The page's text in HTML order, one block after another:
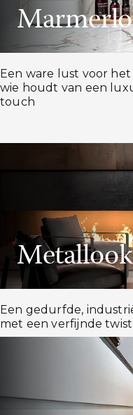
Een ware lust voor
wie houdt van een
touch
Metallook
Een gedurfde,
met een verfijnde twist